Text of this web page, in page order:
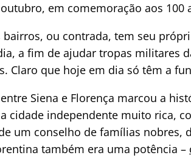
em comemoração aos
bairros, ou contrada, tem seu
a fim de ajudar tropas militares
Claro que hoje em dia só têm a
Siena e Florença marcou a
cidade independente muito rica,
um conselho de famílias nobres,
também era uma potência –